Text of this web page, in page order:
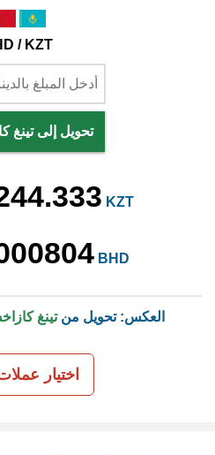
/ KZT
تحويل إلى تينغ
KZT
BHD
العكس: تحويل منتينغ
اختيار